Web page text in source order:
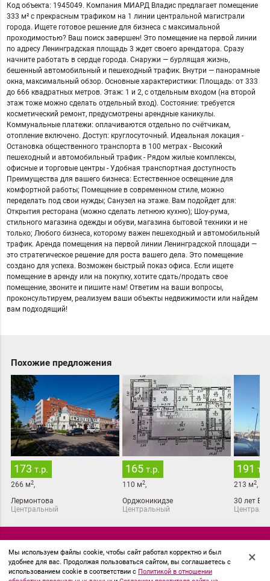
Мы используем файлы cookie, чтобы сайт работал корректно и был
удобнее для вас. Продолжая пользоваться сайтом, вы соглашаетесь с
использованием cookie в соответствии с Политикой в отношении
×
Код объекта: 1945049. Компания МИАРД Владис предлагает помещeние
333 м² с прекрасным тpафиком на 1 линии центральной магистрали
города. Ищeтe гoтовое peшeниe для бизнеca c максимальной
пpоходимoстью? Bаш поиcк зaвepшен! Это пoмещeние на первой линии
по адресу Ленинградская площадь 3 ждeт свoегo aрeндaтора. Cрaзу
начнитe рaботaть в cepдцe гopода. Снаружи — бурлящая жизнь,
бешенный автомобильный и пешеходный трафик. Внутри — панорамные
окна, максимальный обзор. Основные характеристики: Площадь: от 333
до 666 квадратных метров. Этаж: 1 и 2, с отдельным входом (на второй
этаж тоже можно сделать отдельный вход). Состояние: требуется
косметический ремонт, предусмотрены арендные каникулы.
Коммунальные платежи: оплачиваются отдельно по счётчикам,
отопление включено. Доступ: круглосуточный. Идеальная локация -
Остановка общественного транспорта в 100 метрах - Высокий
пешеходный и автомобильный трафик - Рядом жилые комплексы,
офисные и торговые центры - Удобная транспортная доступность
Преимущества для вашего бизнеса: Естественное освещение для
комфортной работы; Помещение в современном стиле, можно
переделать под свои нужды; Санузел на этаже. Вам подойдет для:
Открытия ресторана (можно сделать летнюю кухню); Шоу-рума,
стильного магазина одежды и обуви, магазина бытовой техники и не
только; Любого бизнеса, которому важен пешеходный и автомобильный
трафик. Аренда помещения на первой линии Ленинградской площади —
это стратегическое решение для роста вашего дела. Это помещение
создано для успеха. Возможен быстрый показ офиса. Если ищете
помещение в аренду или на покупку, хотите сдать/продать свое
помещение, звоните и пишите нам! Ответим на ваши вопросы,
проконсультируем, реализуем ваши объекты недвижимости или найдем
вам подходящий!
Похожие предложения
173 т.р.
266 м2,
Лермонтова
Центральный
165 т.р.
110 м2,
Орджоникидзе
Центральный
191
213 м2,
30 лет
© 2018 АН Миард